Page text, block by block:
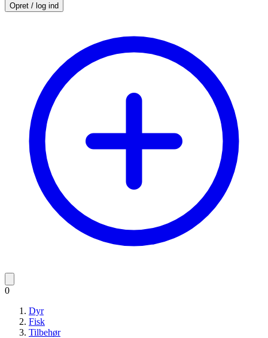
Opret / log ind
0
Dyr
Fisk
Tilbehør